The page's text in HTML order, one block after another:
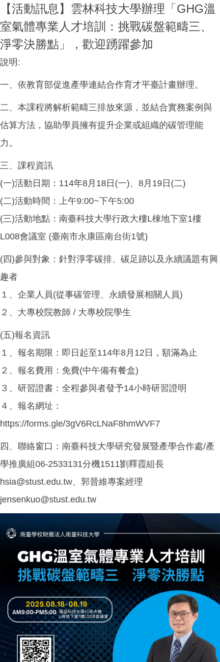
【活動訊息】雲林科技大學辦理「GHG溫
室氣體專業人才培訓：挑戰碳盤範疇三、
淨零決勝點」，歡迎踴躍參加
說明:
一、依教育部促進產學連結合作育才平臺計畫辦理。
二、本課程將解析範疇三排放來源，並結合實務案例與
估算方法，協助學員擁有提升企業或組織的碳管理能
力。
三、課程資訊
(一)活動日期：114年8月18日(一)、8月19日(二)
(二)活動時間：上午9:00~下午5:00
(三)活動地點：南臺科技大學行政大樓L棟地下室1樓
L008會議室 (臺南市永康區南台街1號)
(四)參與對象：針對淨零碳排、碳足跡以及永續議題有興
趣者
１、企業人員(從事碳管理、永續發展相關人員)
２、大專校院教師 / 大專校院學生
(五)報名資訊
１、報名期限：即日起至114年8月12日，額滿為止
２、報名費用：免費(中午備有餐盒)
３、研習證書：全程參與者發予14小時研習證明
４、報名網址：
https://forms.gle/3gV6RcLNaF8hmWVF7
四、聯絡窗口：南臺科技大學研究發展暨產學合作處/產
學推廣組06-2533131分機1511劉釋霞組長
hsia@stust.edu.tw、郭晉維專案經理
jensenkuo@stust.edu.tw